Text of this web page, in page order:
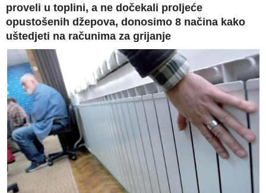
proveli u toplini, a ne dočekali proljeće
opustošenih džepova, donosimo 8 načina kako
uštedjeti na računima za grijanje